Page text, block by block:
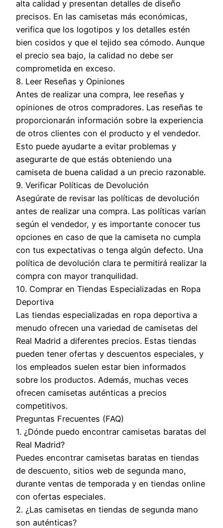
alta calidad y presentan detalles de diseño
precisos. En las camisetas más económicas,
verifica que los logotipos y los detalles estén
bien cosidos y que el tejido sea cómodo. Aunque
el precio sea bajo, la calidad no debe ser
comprometida en exceso.
8. Leer Reseñas y Opiniones
Antes de realizar una compra, lee reseñas y
opiniones de otros compradores. Las reseñas te
proporcionarán información sobre la experiencia
de otros clientes con el producto y el vendedor.
Esto puede ayudarte a evitar problemas y
asegurarte de que estás obteniendo una
camiseta de buena calidad a un precio razonable.
9. Verificar Políticas de Devolución
Asegúrate de revisar las políticas de devolución
antes de realizar una compra. Las políticas varían
según el vendedor, y es importante conocer tus
opciones en caso de que la camiseta no cumpla
con tus expectativas o tenga algún defecto. Una
política de devolución clara te permitirá realizar la
compra con mayor tranquilidad.
10. Comprar en Tiendas Especializadas en Ropa
Deportiva
Las tiendas especializadas en ropa deportiva a
menudo ofrecen una variedad de camisetas del
Real Madrid a diferentes precios. Estas tiendas
pueden tener ofertas y descuentos especiales, y
los empleados suelen estar bien informados
sobre los productos. Además, muchas veces
ofrecen camisetas auténticas a precios
competitivos.
Preguntas Frecuentes (FAQ)
1. ¿Dónde puedo encontrar camisetas baratas del
Real Madrid?
Puedes encontrar camisetas baratas en tiendas
de descuento, sitios web de segunda mano,
durante ventas de temporada y en tiendas online
con ofertas especiales.
2. ¿Las camisetas en tiendas de segunda mano
son auténticas?